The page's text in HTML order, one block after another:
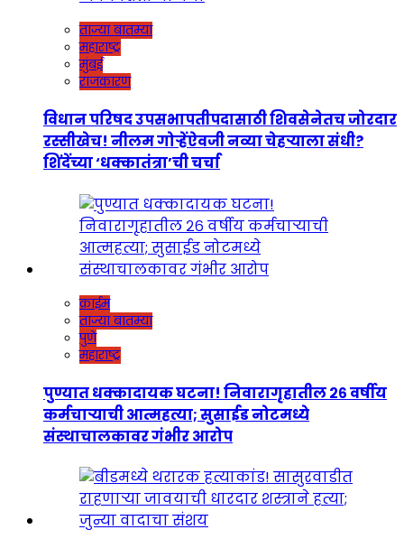
ताज्या बातम्या
महाराष्ट्र
मुंबई
राजकारण
विधान परिषद उपसभापतीपदासाठी शिवसेनेतच जोरदार
रस्सीखेच! नीलम गोऱ्हेंऐवजी नव्या चेहऱ्याला संधी?
शिंदेंच्या ‘धक्कातंत्रा’ची चर्चा
क्राईम
ताज्या बातम्या
पुणे
महाराष्ट्र
पुण्यात धक्कादायक घटना! निवारागृहातील २६ वर्षीय
कर्मचाऱ्याची आत्महत्या; सुसाईड नोटमध्ये
संस्थाचालकावर गंभीर आरोप